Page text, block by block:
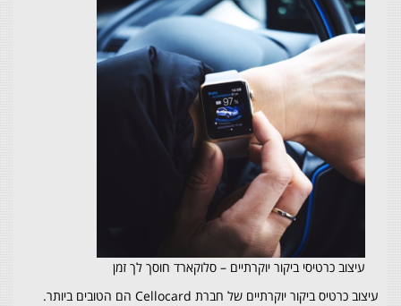
עיצוב כרטיסי ביקור יוקרתיים – סלוקארד חוסך לך זמן
עיצוב כרטיס ביקור יוקרתיים של חברת Cellocard הם הטובים ביותר.